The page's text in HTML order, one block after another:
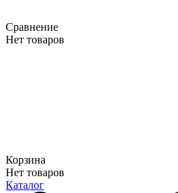
Сравнение
Нет товаров
Корзина
Нет товаров
Каталог